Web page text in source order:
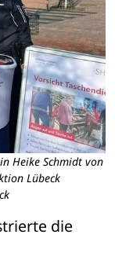
Heike Schmidt von
Lübeck
die